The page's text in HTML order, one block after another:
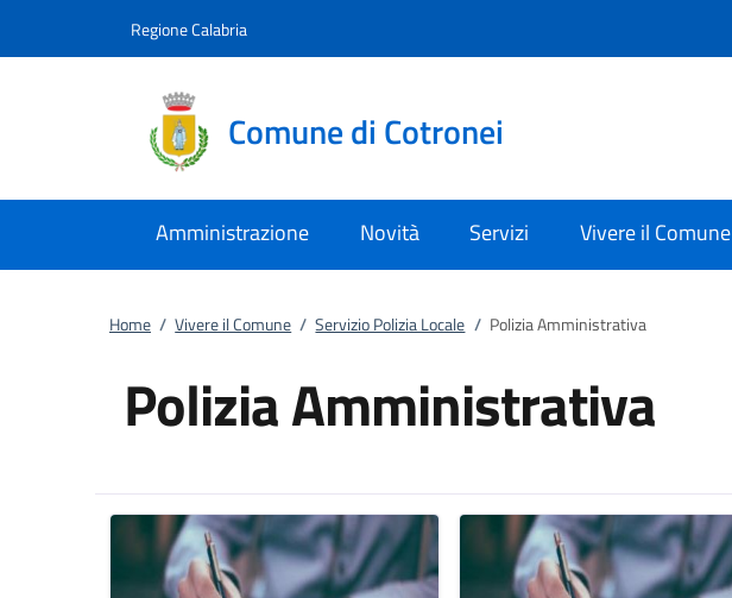
Regione Calabria
Comune di Cotronei
Amministrazione Novità Servizi Vivere il Comune
Home / Vivere il Comune / Servizio Polizia Locale / Polizia Amministrativa
Polizia Amministrativa